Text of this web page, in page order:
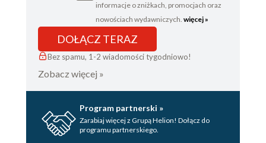
informacje o zniżkach, promocjach oraz
nowościach wydawniczych. więcej »
DOŁĄCZ TERAZ
Bez spamu, 1-2 wiadomości tygodniowo!
Zobacz więcej »
Program partnerski »
Zarabiaj więcej z Grupą Helion! Dołącz do
programu partnerskiego.